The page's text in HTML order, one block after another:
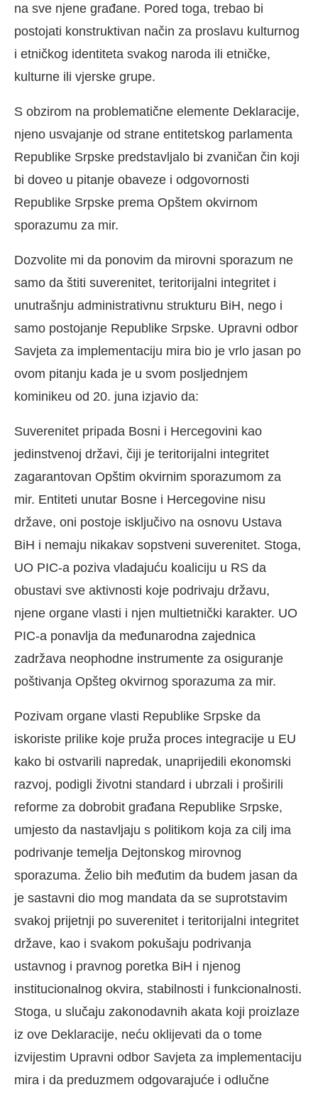
na sve njene građane. Pored toga, trebao bi
postojati konstruktivan način za proslavu kulturnog
i etničkog identiteta svakog naroda ili etničke,
kulturne ili vjerske grupe.
S obzirom na problematične elemente Deklaracije,
njeno usvajanje od strane entitetskog parlamenta
Republike Srpske predstavljalo bi zvaničan čin koji
bi doveo u pitanje obaveze i odgovornosti
Republike Srpske prema Opštem okvirnom
sporazumu za mir.
Dozvolite mi da ponovim da mirovni sporazum ne
samo da štiti suverenitet, teritorijalni integritet i
unutrašnju administrativnu strukturu BiH, nego i
samo postojanje Republike Srpske. Upravni odbor
Savjeta za implementaciju mira bio je vrlo jasan po
ovom pitanju kada je u svom posljednjem
kominikeu od 20. juna izjavio da:
Suverenitet pripada Bosni i Hercegovini kao
jedinstvenoj državi, čiji je teritorijalni integritet
zagarantovan Opštim okvirnim sporazumom za
mir. Entiteti unutar Bosne i Hercegovine nisu
države, oni postoje isključivo na osnovu Ustava
BiH i nemaju nikakav sopstveni suverenitet. Stoga,
UO PIC-a poziva vladajuću koaliciju u RS da
obustavi sve aktivnosti koje podrivaju državu,
njene organe vlasti i njen multietnički karakter. UO
PIC-a ponavlja da međunarodna zajednica
zadržava neophodne instrumente za osiguranje
poštivanja Opšteg okvirnog sporazuma za mir.
Pozivam organe vlasti Republike Srpske da
iskoriste prilike koje pruža proces integracije u EU
kako bi ostvarili napredak, unaprijedili ekonomski
razvoj, podigli životni standard i ubrzali i proširili
reforme za dobrobit građana Republike Srpske,
umjesto da nastavljaju s politikom koja za cilj ima
podrivanje temelja Dejtonskog mirovnog
sporazuma. Želio bih međutim da budem jasan da
je sastavni dio mog mandata da se suprotstavim
svakoj prijetnji po suverenitet i teritorijalni integritet
države, kao i svakom pokušaju podrivanja
ustavnog i pravnog poretka BiH i njenog
institucionalnog okvira, stabilnosti i funkcionalnosti.
Stoga, u slučaju zakonodavnih akata koji proizlaze
iz ove Deklaracije, neću oklijevati da o tome
izvijestim Upravni odbor Savjeta za implementaciju
mira i da preduzmem odgovarajuće i odlučne